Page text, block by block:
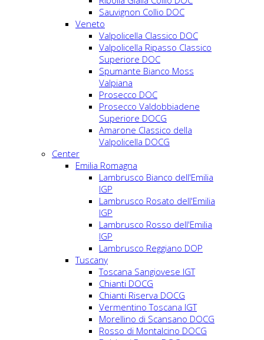
Sauvignon Collio DOC
Veneto
Valpolicella Classico DOC
Valpolicella Ripasso Classico
Superiore DOC
Spumante Bianco Moss
Valpiana
Prosecco DOC
Prosecco Valdobbiadene
Superiore DOCG
Amarone Classico della
Valpolicella DOCG
Center
Emilia Romagna
Lambrusco Bianco dell'Emilia
IGP
Lambrusco Rosato dell'Emilia
IGP
Lambrusco Rosso dell'Emilia
IGP
Lambrusco Reggiano DOP
Tuscany
Toscana Sangiovese IGT
Chianti DOCG
Chianti Riserva DOCG
Vermentino Toscana IGT
Morellino di Scansano DOCG
Rosso di Montalcino DOCG